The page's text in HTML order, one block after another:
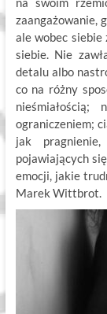
zaangażowanie,
ale wobec siebie
siebie. Nie
detalu albo
co na różny
ograniczeniem;
jak
pojawiających
emocji, jakie
Marek Wittbrot.